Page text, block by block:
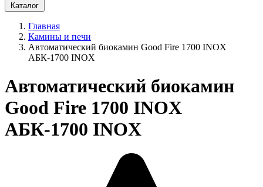
Каталог
Главная
Камины и печи
Автоматический биокамин Good Fire 1700 INOX
АБК-1700 INOX
Автоматический биокамин
Good Fire 1700 INOX
АБК-1700 INOX